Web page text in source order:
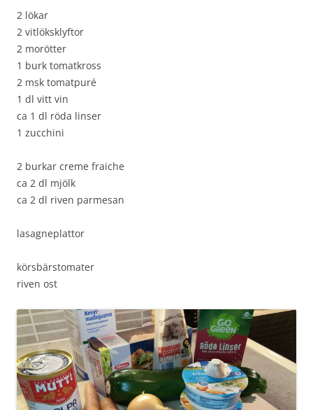
2 lökar
2 vitlöksklyftor
2 morötter
1 burk tomatkross
2 msk tomatpuré
1 dl vitt vin
ca 1 dl röda linser
1 zucchini
2 burkar creme fraiche
ca 2 dl mjölk
ca 2 dl riven parmesan
lasagneplattor
körsbärstomater
riven ost